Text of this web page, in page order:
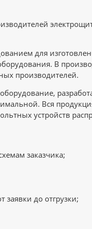
для
В
производителей.
Вся
устройств
заказчика;
до отгрузки;